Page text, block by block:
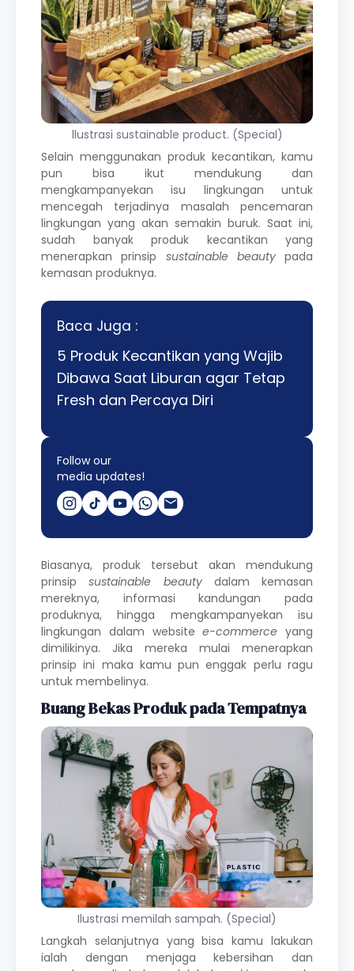
llustrasi sustainable product. (Special)
Selain menggunakan produk kecantikan, kamu
pun bisa ikut mendukung dan
mengkampanyekan isu lingkungan untuk
mencegah terjadinya masalah pencemaran
lingkungan yang akan semakin buruk. Saat ini,
sudah banyak produk kecantikan yang
menerapkan prinsip sustainable beautypada
kemasan produknya.
Baca Juga :
5 Produk Kecantikan yang Wajib
Dibawa Saat Liburan agar Tetap
Fresh dan Percaya Diri
Follow our
media updates!
Biasanya, produk tersebut akan mendukung
prinsipsustainable beautydalam kemasan
mereknya, informasi kandungan pada
produknya, hingga mengkampanyekan isu
lingkungan dalam websitee-commerce yang
dimilikinya. Jika mereka mulai menerapkan
prinsip ini maka kamu pun enggak perlu ragu
untuk membelinya.
Buang Bekas Produk pada Tempatnya
Ilustrasi memilah sampah. (Special)
Langkah selanjutnya yang bisa kamu lakukan
ialah dengan menjaga kebersihan dan